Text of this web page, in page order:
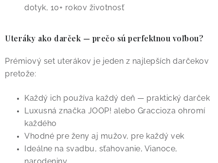
dotyk, 10+ rokov životnosť
Uteráky ako darček — prečo sú perfektnou voľbou?
Prémiový set uterákov je jeden z najlepších darčekov
pretože:
Každý ich používa každý deň — praktický darček
Luxusná značka JOOP! alebo Graccioza ohromí
každého
Vhodné pre ženy aj mužov, pre každý vek
Ideálne na svadbu, sťahovanie, Vianoce,